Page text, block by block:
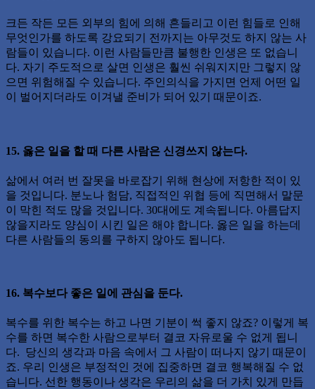
크든 작든 모든 외부의 힘에 의해 흔들리고 이런 힘들로 인해
무엇인가를 하도록 강요되기 전까지는 아무것도 하지 않는 사
람들이 있습니다. 이런 사람들만큼 불행한 인생은 또 없습니
다. 자기 주도적으로 살면 인생은 훨씬 쉬워지지만 그렇지 않
으면 위험해질 수 있습니다. 주인의식을 가지면 언제 어떤 일
이 벌어지더라도 이겨낼 준비가 되어 있기 때문이죠.
15. 옳은 일을 할 때 다른 사람은 신경쓰지 않는다.
삶에서 여러 번 잘못을 바로잡기 위해 현상에 저항한 적이 있
을 것입니다. 분노나 험담, 직접적인 위협 등에 직면해서 말문
이 막힌 적도 많을 것입니다. 30대에도 계속됩니다. 아름답지
않을지라도 양심이 시킨 일은 해야 합니다. 옳은 일을 하는데
다른 사람들의 동의를 구하지 않아도 됩니다.
16. 복수보다 좋은 일에 관심을 둔다.
복수를 위한 복수는 하고 나면 기분이 썩 좋지 않죠? 이렇게 복
수를 하면 복수한 사람으로부터 결코 자유로울 수 없게 됩니
다. 당신의 생각과 마음 속에서 그 사람이 떠나지 않기 때문이
죠. 우리 인생은 부정적인 것에 집중하면 결코 행복해질 수 없
습니다. 선한 행동이나 생각은 우리의 삶을 더 가치 있게 만듭